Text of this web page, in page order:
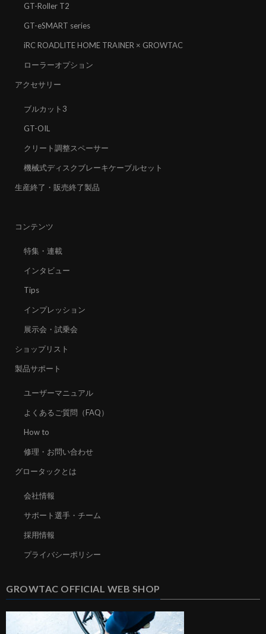
GT-Roller T2
GT-eSMART series
iRC ROADLITE HOME TRAINER × GROWTAC
ローラーオプション
アクセサリー
ブルカット3
GT-OIL
クリート調整スペーサー
機械式ディスクブレーキケーブルセット
生産終了・販売終了製品
コンテンツ
特集・連載
インタビュー
Tips
インプレッション
展示会・試乗会
ショップリスト
製品サポート
ユーザーマニュアル
よくあるご質問（FAQ）
How to
修理・お問い合わせ
グロータックとは
会社情報
サポート選手・チーム
採用情報
プライバシーポリシー
GROWTAC OFFICIAL WEB SHOP